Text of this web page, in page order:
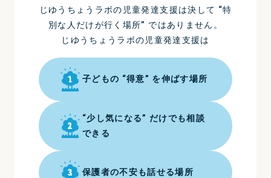
じゆうちょうラボの児童発達支援は決して “特
別な人だけが行く場所” ではありません。
じゆうちょうラボの児童発達支援は
1 子どもの “得意” を伸ばす場所
2
“少し気になる” だけでも相談
できる
3 保護者の不安も話せる場所